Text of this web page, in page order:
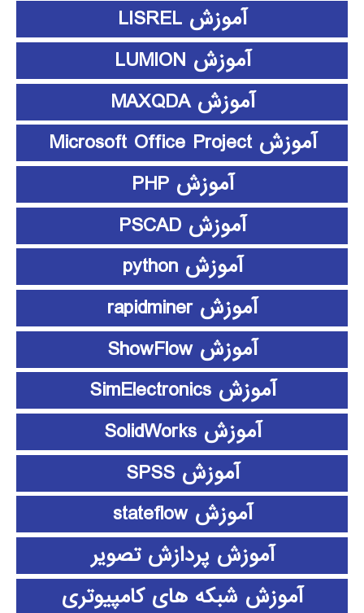
آموزش LISREL
آموزش LUMION
آموزش MAXQDA
آموزش Microsoft Office Project
آموزش PHP
آموزش PSCAD
آموزش python
آموزش rapidminer
آموزش ShowFlow
آموزش SimElectronics
آموزش SolidWorks
آموزش SPSS
آموزش stateflow
آموزش پردازش تصویر
آموزش شبکه های کامپیوتری